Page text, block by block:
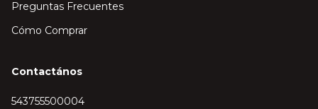
Preguntas Frecuentes
Cómo Comprar
Contactános
543755500004